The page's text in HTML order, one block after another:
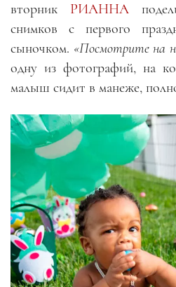
вторник РИАННА
снимков с первого
сыночком. «Посмотрите на
одну из фотографий, на
малыш сидит в манеже,